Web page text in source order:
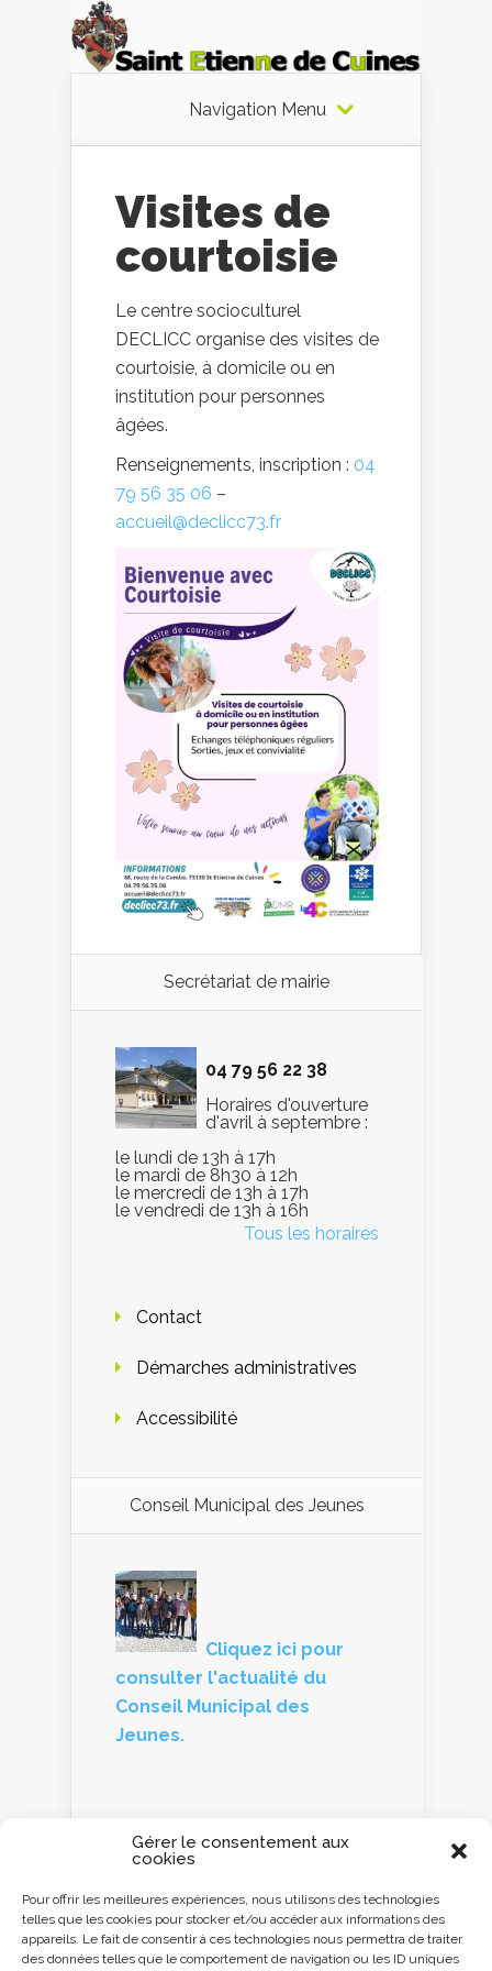
Gérer le consentement aux
cookies
Pour offrir les meilleures expériences, nous utilisons des technologies
telles que les cookies pour stocker et/ou accéder aux informations des
appareils. Le fait de consentir à ces technologies nous permettra de traiter
des données telles que le comportement de navigation ou les ID uniques
Navigation Menu
Visites de
courtoisie
Le centre socioculturel
DECLICC organise des visites de
courtoisie, à domicile ou en
institution pour personnes
âgées.
Renseignements, inscription : 04
79 56 35 06 –
accueil@declicc73.fr
Secrétariat de mairie
04 79 56 22 38
Horaires d'ouverture
d'avril à septembre :
le lundi de 13h à 17h
le mardi de 8h30 à 12h
le mercredi de 13h à 17h
le vendredi de 13h à 16h
Tous les horaires
Contact
Démarches administratives
Accessibilité
Conseil Municipal des Jeunes
Cliquez ici pour
consulter l'actualité du
Conseil Municipal des
Jeunes.
Panneau d'information
Cliquez ici ou
scannez le QR code